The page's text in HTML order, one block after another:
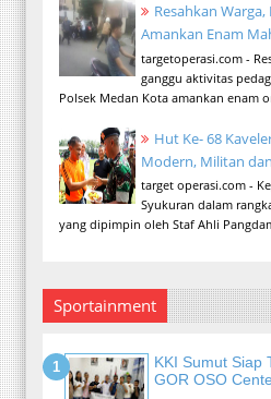
Resahkan
Amankan Enam
targetoperasi.com -
ganggu aktivitas
Polsek Medan Kota amankan enam
Hut Ke- 68
Modern, Militan
target operasi.com -
Syukuran dalam
yang dipimpin oleh Staf Ahli
Sportainment
KKI Sumut Siap
GOR OSO